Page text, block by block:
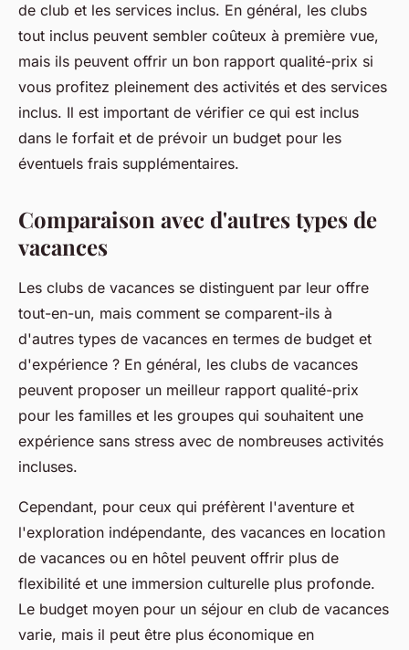
de club et les services inclus. En général, les clubs
tout inclus peuvent sembler coûteux à première vue,
mais ils peuvent offrir un bon rapport qualité-prix si
vous profitez pleinement des activités et des services
inclus. Il est important de vérifier ce qui est inclus
dans le forfait et de prévoir un budget pour les
éventuels frais supplémentaires.
Comparaison avec d'autres types de
vacances
Les clubs de vacances se distinguent par leur offre
tout-en-un, mais comment se comparent-ils à
d'autres types de vacances en termes de budget et
d'expérience ? En général, les clubs de vacances
peuvent proposer un meilleur rapport qualité-prix
pour les familles et les groupes qui souhaitent une
expérience sans stress avec de nombreuses activités
incluses.
Cependant, pour ceux qui préfèrent l'aventure et
l'exploration indépendante, des vacances en location
de vacances ou en hôtel peuvent offrir plus de
flexibilité et une immersion culturelle plus profonde.
Le budget moyen pour un séjour en club de vacances
varie, mais il peut être plus économique en